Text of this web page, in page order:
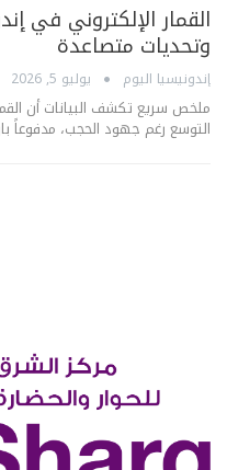
القمار الإلكتروني في
وتحديات متصاعدة
إندونيسيا اليوم يوليو 5, 2026
ملخص سريع تكشف البيانات أن
التوسع رغم جهود الحجب، مدفوعاً